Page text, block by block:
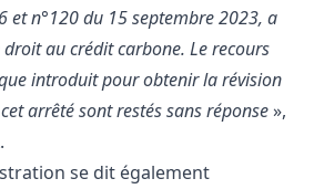
et n°120 du 15 septembre 2023, a
au crédit carbone. Le recours
introduit pour obtenir la révision
arrêté sont restés sans réponse»,
se dit également